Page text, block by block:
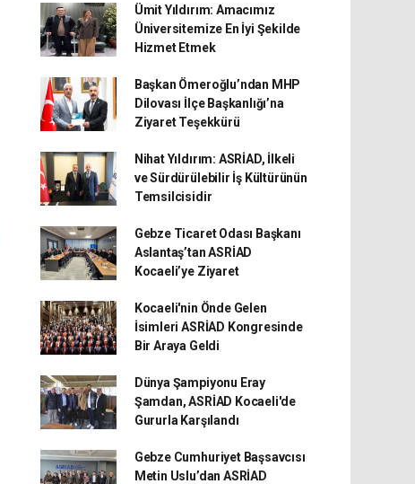
Ümit Yıldırım: Amacımız
Üniversitemize En İyi Şekilde
Hizmet Etmek
Başkan Ömeroğlu’ndan MHP
Dilovası İlçe Başkanlığı’na
Ziyaret Teşekkürü
Nihat Yıldırım: ASRİAD, İlkeli
ve Sürdürülebilir İş Kültürünün
Temsilcisidir
Gebze Ticaret Odası Başkanı
Aslantaş’tan ASRİAD
Kocaeli’ye Ziyaret
Kocaeli'nin Önde Gelen
İsimleri ASRİAD Kongresinde
Bir Araya Geldi
Dünya Şampiyonu Eray
Şamdan, ASRİAD Kocaeli'de
Gururla Karşılandı
Gebze Cumhuriyet Başsavcısı
Metin Uslu’dan ASRİAD